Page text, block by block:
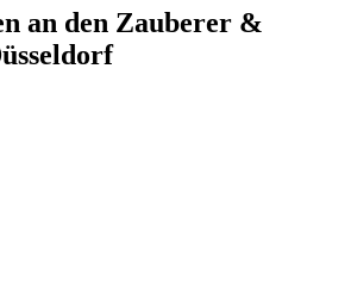
an den Zauberer &